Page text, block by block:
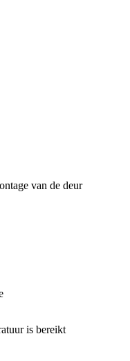
van de deur
is bereikt